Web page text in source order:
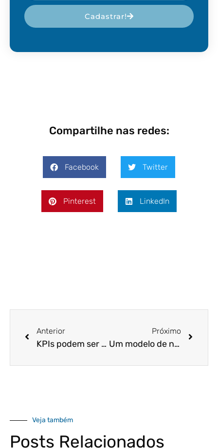
Cadastrar!
Compartilhe nas redes:
Facebook Twitter
Pinterest LinkedIn
Anterior
KPIs podem ser a chave do sucesso do seu negócio!
Próximo
Um modelo de negócio que tem entregado cada vez mais facilidade e rentabilidade…
Veja também
Posts Relacionados